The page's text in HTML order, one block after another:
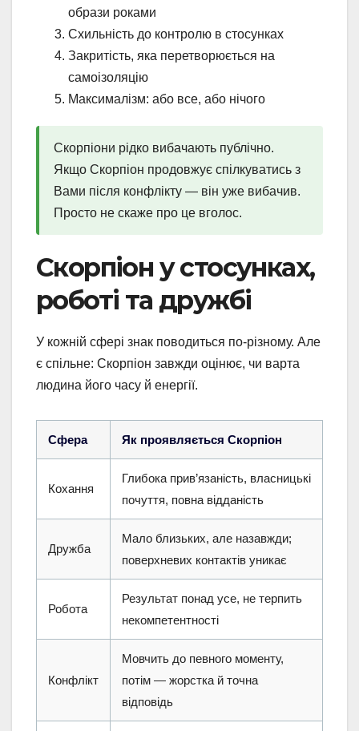
образи роками
Схильність до контролю в стосунках
Закритість, яка перетворюється на
самоізоляцію
Максималізм: або все, або нічого
Скорпіони рідко вибачають публічно.
Якщо Скорпіон продовжує спілкуватись з
Вами після конфлікту — він уже вибачив.
Просто не скаже про це вголос.
Скорпіон у стосунках,
роботі та дружбі
У кожній сфері знак поводиться по-різному. Але
є спільне: Скорпіон завжди оцінює, чи варта
людина його часу й енергії.
Сфера Як проявляється Скорпіон
Кохання
Глибока прив’язаність, власницькі
почуття, повна відданість
Дружба
Мало близьких, але назавжди;
поверхневих контактів уникає
Робота
Результат понад усе, не терпить
некомпетентності
Конфлікт
Мовчить до певного моменту,
потім — жорстка й точна
відповідь